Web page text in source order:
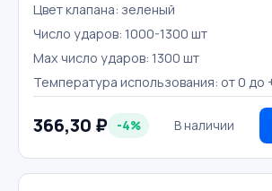
Цвет клапана: зеленый
Число ударов: 1000-1300 шт
Max число ударов: 1300 шт
Температура использования: от 0 до
366,30 ₽ -4% В наличии